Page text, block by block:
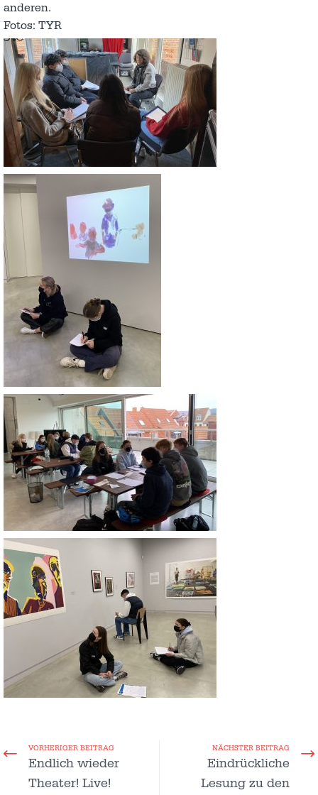
anderen.
Fotos: TYR
VORHERIGER BEITRAG
Endlich wieder
Theater! Live!
NÄCHSTER BEITRAG
Eindrückliche
Lesung zu den